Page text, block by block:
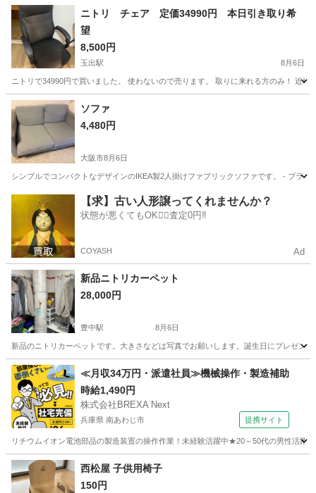
大阪 大阪市 中崎町駅 ソファ
ニトリ チェア 定価34990円 本日引き取り希
望
8,500円
玉出駅 8月6日
ニトリで34990円で買いました。 使わないので売ります。 取りに来れる方のみ！ 近
大阪 大阪市
ソファ
4,480円
大阪市8月6日
シンプルでコンパクトなデザインのIKEA製2人掛けファブリックソファです。 - ブラ
ソファ
【求】古い人形譲ってくれませんか？
状態が悪くてもOK🙆‍♀️査定0円‼️
COYASH Ad
新品ニトリカーペット
28,000円
豊中駅 8月6日
新品のニトリカーペットです。大きさなどは写真でお願いします。誕生日にプレゼ
大阪 豊中市 豊中駅 カーペット/マット/ラグ
≪月収34万円・派遣社員≫機械操作・製造補助
時給1,490円
株式会社BREXA Next
兵庫県 南あわじ市 提携サイト
リチウムイオン電池部品の製造装置の操作作業！未経験活躍中★20～50代の男性活
兵庫 南あわじ市 その他
西松屋 子供用椅子
150円